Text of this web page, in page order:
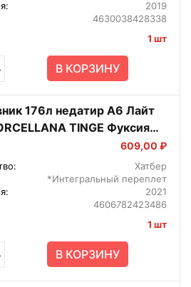
2019
4630038428338
1 шт
В КОРЗИНУ
176л недатир А6 Лайт
TINGE Фуксия
609,00 ₽
Хатбер
*Интегральный переплет
2021
4606782423486
1 шт
В КОРЗИНУ